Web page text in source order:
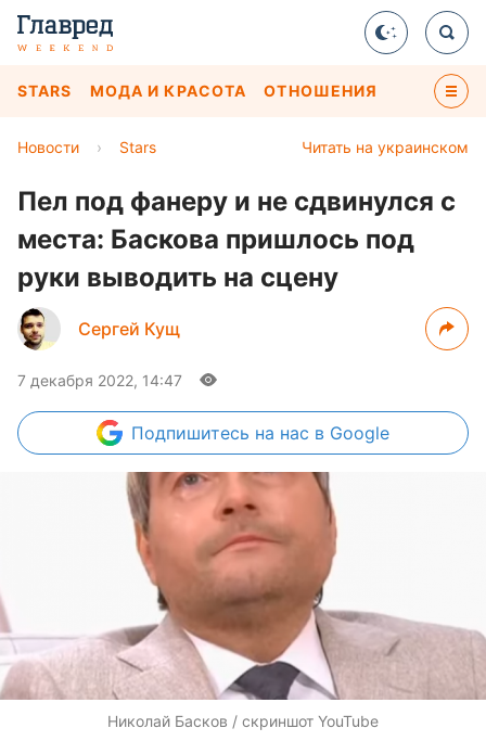
STARS МОДА И КРАСОТА ОТНОШЕНИЯ
Читать на украинском
Новости › Stars
Пел под фанеру и не сдвинулся с
места: Баскова пришлось под
руки выводить на сцену
Сергей Кущ
7 декабря 2022, 14:47
Подпишитесь на нас в Google
Николай Басков / скриншот YouTube